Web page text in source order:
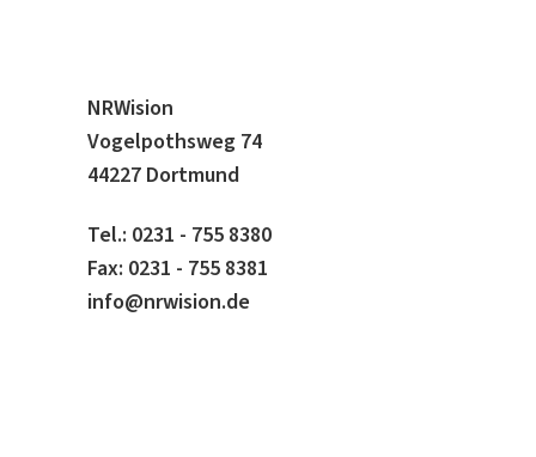
NRWision
Vogelpothsweg 74
44227 Dortmund
Tel.: 0231 - 755 8380
Fax: 0231 - 755 8381
info@nrwision.de